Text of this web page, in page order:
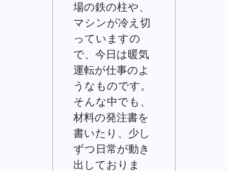
場の鉄の柱や、
マシンが冷え切
っていますの
で、今日は暖気
運転が仕事のよ
うなものです。
そんな中でも、
材料の発注書を
書いたり、少し
ずつ日常が動き
出しておりま